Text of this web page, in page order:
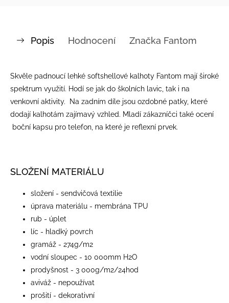
Popis Hodnocení Značka Fantom
Skvěle padnoucí lehké softshellové kalhoty Fantom mají široké
spektrum využití. Hodí se jak do školních lavic, tak i na
venkovní aktivity. Na zadním díle jsou ozdobné patky, které
dodají kalhotám zajímavý vzhled. Mladí zákazníčci také ocení
boční kapsu pro telefon, na které je reflexní prvek.
SLOŽENÍ MATERIÁLU
složení - sendvičová textilie
úprava materiálu - membrána TPU
rub - úplet
líc - hladký povrch
gramáž - 274g/m2
vodní sloupec - 10 000mm H2O
prodyšnost - 3 000g/m2/24hod
aviváž - nepoužívat
prošití - dekorativní